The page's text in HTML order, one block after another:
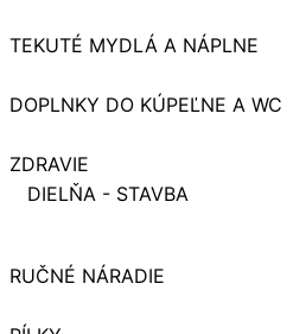
TEKUTÉ MYDLÁ A NÁPLNE
DOPLNKY DO KÚPEĽNE A WC
ZDRAVIE
DIELŇA - STAVBA
RUČNÉ NÁRADIE